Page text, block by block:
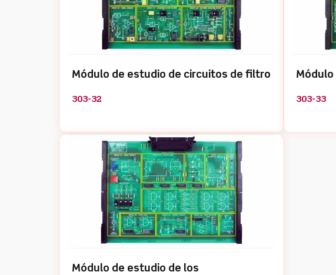
Módulo de estudio de circuitos de filtro
303-32 303-33
Módulo de estudio de los